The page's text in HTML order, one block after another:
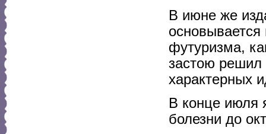
В июне же
основывается
футуризма,
застою решил
характерных
В конце июля
болезни до